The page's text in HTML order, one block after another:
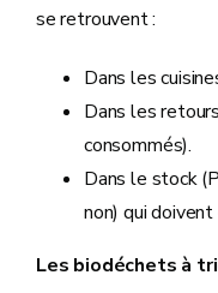
se retrouvent :
Dans les
Dans les
consommés).
Dans le stock
non) qui
Les biodéchets à